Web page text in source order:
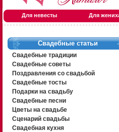
Для невесты Для
Свадебные статьи
Свадебные традиции
Свадебные советы
Поздравления со свадьбой
Свадебные тосты
Подарки на свадьбу
Свадебные песни
Цветы на свадьбе
Сценарий свадьбы
Свадебная кухня